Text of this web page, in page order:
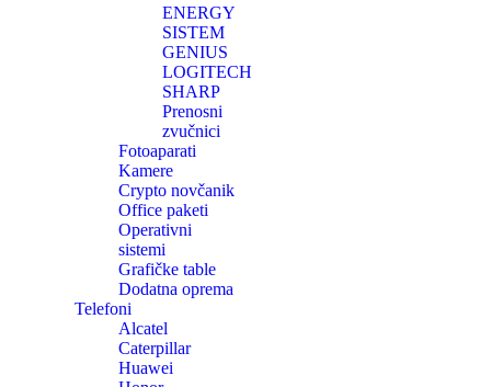
ENERGY
SISTEM
GENIUS
LOGITECH
SHARP
Prenosni
zvučnici
Fotoaparati
Kamere
Crypto novčanik
Office paketi
Operativni
sistemi
Grafičke table
Dodatna oprema
Telefoni
Alcatel
Caterpillar
Huawei